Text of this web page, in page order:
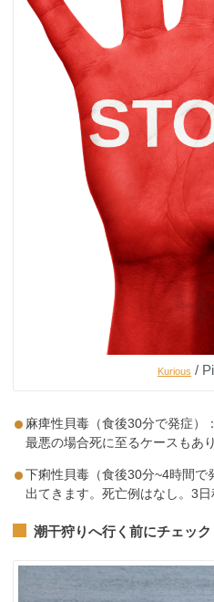
Kurious /
麻痺性貝毒（食後30分で発症）
最悪の場合死に至るケースもあり
下痢性貝毒（食後30分~4時間で
出てきます。死亡例はなし。3日
潮干狩りへ行く前にチェック